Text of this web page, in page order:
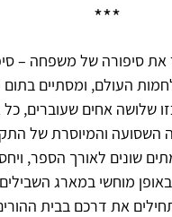
***
סיפורה של משפחה –
העולם, ומסתיים
שלושה אחים שעוברים,
השסועה והמיוסרת של
שונים לאורך הספר,
מוחשי במארג
את דרכם בבית